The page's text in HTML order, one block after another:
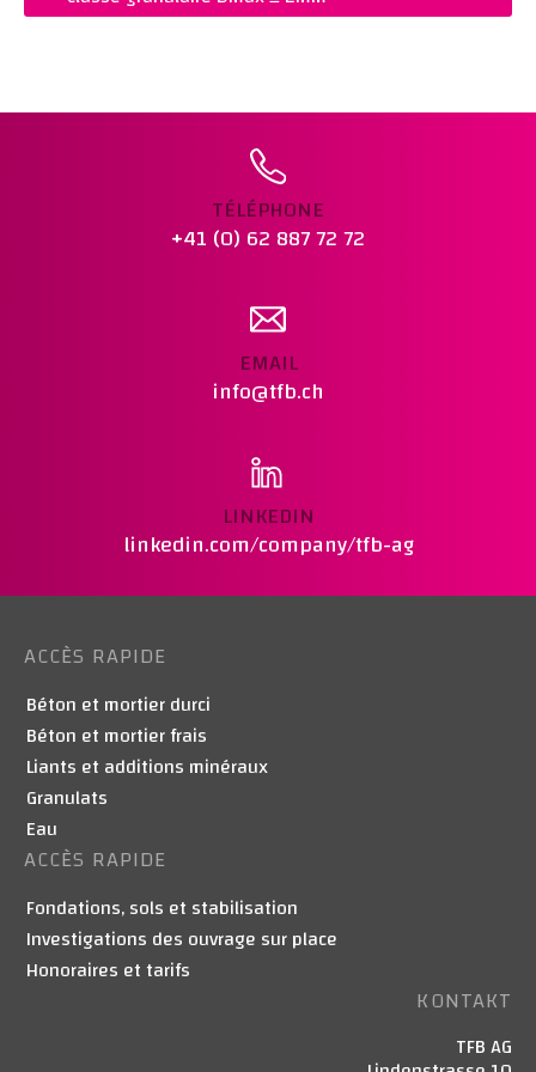
REMARQUES :
Ajouter au panier
TÉLÉPHONE
+41 (0) 62 887 72 72
EMAIL
info@tfb.ch
LINKEDIN
linkedin.com/company/tfb-ag
ACCÈS RAPIDE
Béton et mortier durci
Béton et mortier frais
Liants et additions minéraux
Granulats
Eau
ACCÈS RAPIDE
Fondations, sols et stabilisation
Investigations des ouvrage sur place
Honoraires et tarifs
KONTAKT
TFB AG